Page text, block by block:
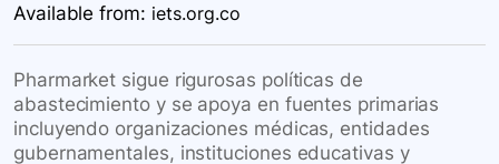
Available from: iets.org.co
Pharmarket sigue rigurosas políticas de
abastecimiento y se apoya en fuentes primarias
incluyendo organizaciones médicas, entidades
gubernamentales, instituciones educativas y